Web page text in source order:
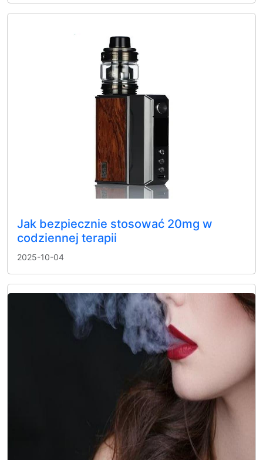
Jak bezpiecznie stosować 20mg w
codziennej terapii
2025-10-04